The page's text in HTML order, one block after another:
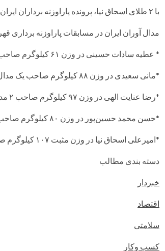
با ٢ طلای اسحاق نیا، پرونده پاراوزنه برداران ایران در قسمت جوانان مسابقات قهرمانی جهان با ٩ مدال بسته شد.
مدال آوران ایران در مسابقات پاراوزنه
* عطیه سادات حسینی در وزن ۶۱ کیلوگرم صاحب ۲ مدال طلا شد
*مانی سعیدی در وزن ۸۸ کیلوگرم صاحب یک مدال طلا شد
*رضا عنایت الهی در وزن ۹۷ کیلوگرم صاحب ٢ مدال طلا شد
*حسن محمد حسین‌پور در وزن ۸۰ کیلوگرم صاحب یک مدال طلا و یک مدال نقره شد
*امیرعلی اسحاق نیا در وزن مثبت ١٠٧ کیلوگرم صاحب ٢ مدال طلا شد
دسته بندی مطالب
خبردار
اقتصاد
سلامتی
کسب وکار